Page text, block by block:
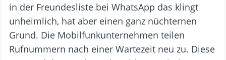
in der Freundesliste bei WhatsApp das klingt
unheimlich, hat aber einen ganz nüchternen
Grund. Die Mobilfunkunternehmen teilen
Rufnummern nach einer Wartezeit neu zu. Diese